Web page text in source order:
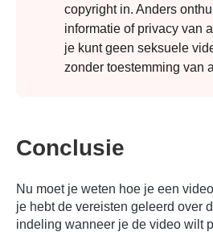
Stap 4.
copyright in. Anders
informatie of privacy van
je kunt geen seksuele
zonder toestemming van
Conclusie
Nu moet je weten hoe je een
je hebt de vereisten geleerd over
indeling wanneer je de video wilt